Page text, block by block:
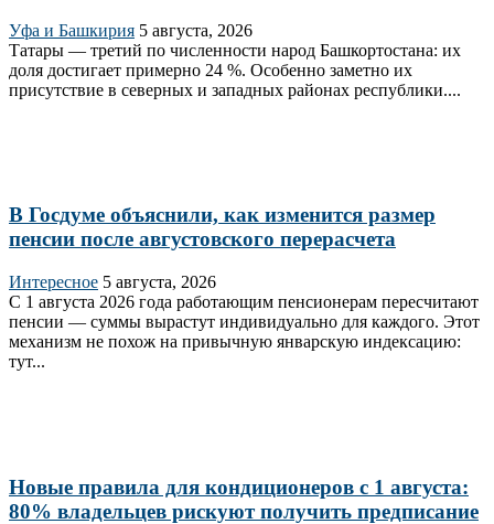
Уфа и Башкирия 5 августа, 2026
Татары — третий по численности народ Башкортостана: их
доля достигает примерно 24 %. Особенно заметно их
присутствие в северных и западных районах республики....
В Госдуме объяснили, как изменится размер
пенсии после августовского перерасчета
Интересное 5 августа, 2026
С 1 августа 2026 года работающим пенсионерам пересчитают
пенсии — суммы вырастут индивидуально для каждого. Этот
механизм не похож на привычную январскую индексацию:
тут...
Новые правила для кондиционеров с 1 августа:
80% владельцев рискуют получить предписание